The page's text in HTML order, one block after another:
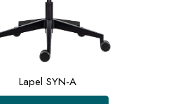
Lapel SYN-A